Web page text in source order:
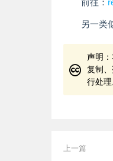
前往：
另一类
声明
复制
行处
上一篇